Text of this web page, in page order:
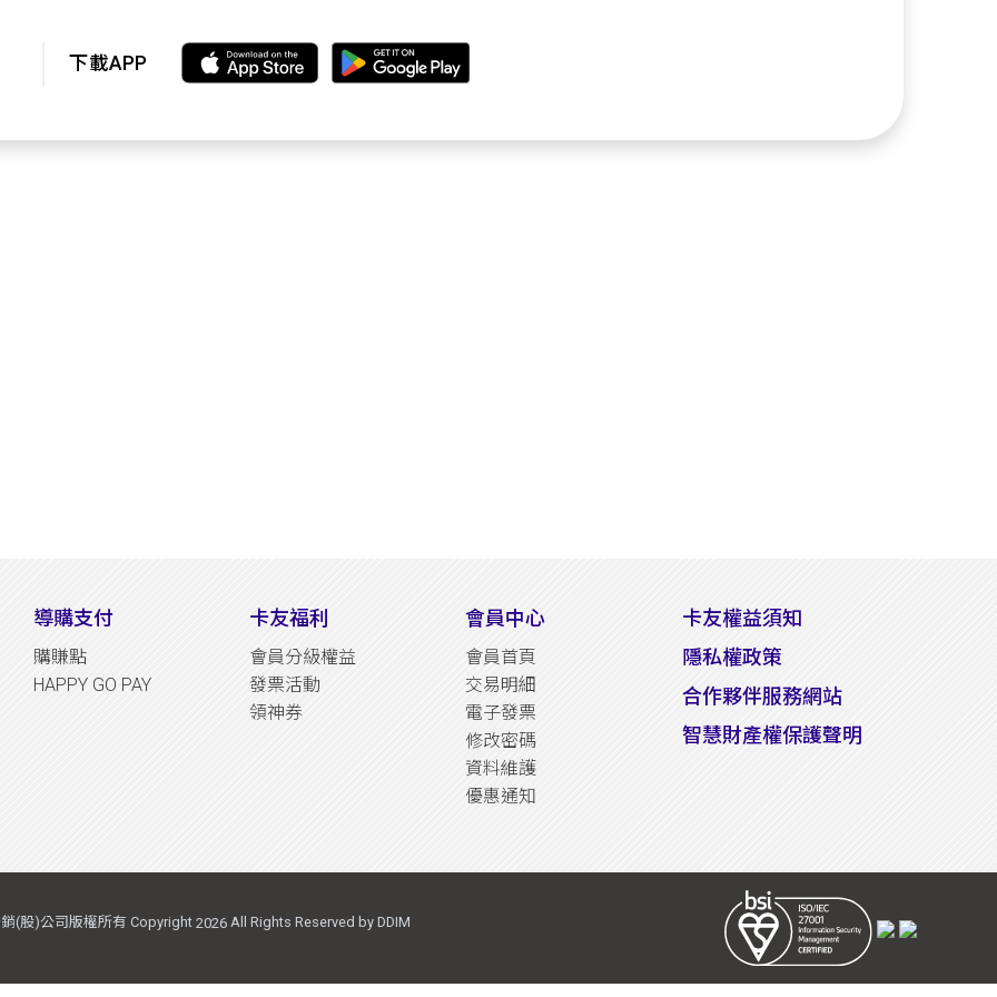
下載APP
導購支付
購賺點
HAPPY GO PAY
卡友福利
會員分級權益
發票活動
領神券
會員中心
會員首頁
交易明細
電子發票
修改密碼
資料維護
優惠通知
卡友權益須知
隱私權政策
合作夥伴服務網站
智慧財產權保護聲明
(股)公司版權所有 Copyright 2026 All Rights Reserved by DDIM